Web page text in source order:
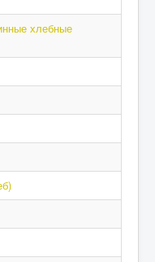
хлебные